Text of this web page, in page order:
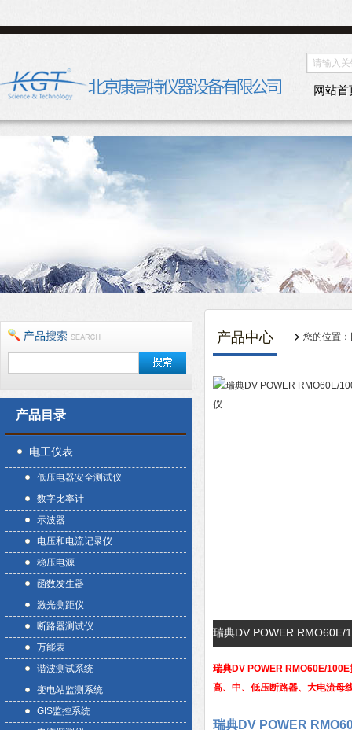
网站首
产品目录
电工仪表
低压电器安全测试仪
数字比率计
示波器
电压和电流记录仪
稳压电源
函数发生器
激光测距仪
断路器测试仪
万能表
谐波测试系统
变电站监测系统
GIS监控系统
产品中心 您的位置：
瑞典DV POWER RMO60E/
瑞典DV POWER RMO60E/
高、中、低压断路器、大电流母
瑞典DV POWER